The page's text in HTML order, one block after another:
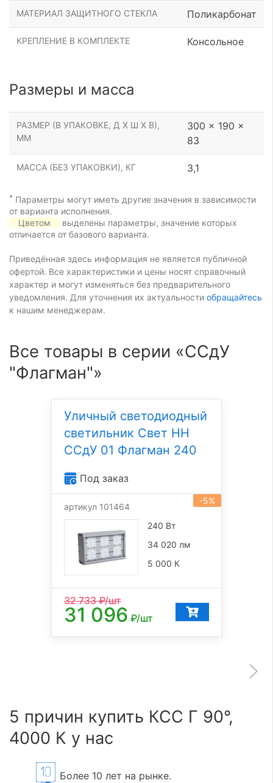
МАТЕРИАЛ ЗАЩИТНОГО СТЕКЛА Поликарбонат
КРЕПЛЕНИЕ В КОМПЛЕКТЕ Консольное
Размеры и масса
РАЗМЕР (В УПАКОВКЕ, Д Х Ш Х В),
ММ
300 x 190 x
83
МАССА (БЕЗ УПАКОВКИ), КГ 3,1
* Параметры могут иметь другие значения в зависимости
от варианта исполнения.
Цветом
выделены параметры, значение которых
отличается от базового варианта.
Приведённая здесь информация не является публичной
офертой. Все характеристики и цены носят справочный
характер и могут изменяться без предварительного
уведомления. Для уточнения их актуальности обращайтесь
к нашим менеджерам.
Все товары в серии «ССдУ
"Флагман"»
Уличный светодиодный
светильник Свет НН
ССдУ 01 Флагман 240
Под заказ
-5%
артикул 101464
240 Вт
34 020 лм
5 000 К
32 733₽/шт
31 096 ₽/шт
5 причин купить КСС Г 90°,
4000 К у нас
Более 10 лет на рынке.